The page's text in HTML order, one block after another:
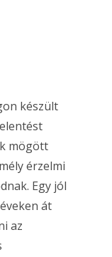
készült
mögött
érzelmi
Egy jól
át
az